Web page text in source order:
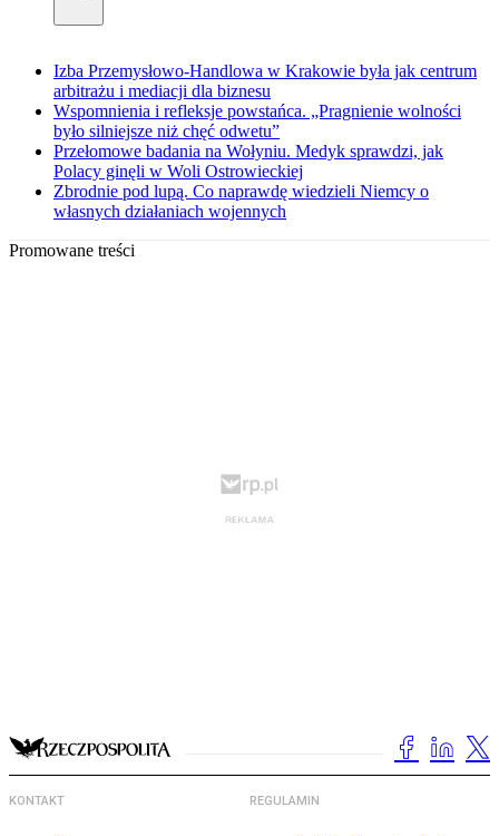
Izba Przemysłowo-Handlowa w Krakowie była jak centrum
arbitrażu i mediacji dla biznesu
Wspomnienia i refleksje powstańca. „Pragnienie wolności
było silniejsze niż chęć odwetu”
Przełomowe badania na Wołyniu. Medyk sprawdzi, jak
Polacy ginęli w Woli Ostrowieckiej
Zbrodnie pod lupą. Co naprawdę wiedzieli Niemcy o
własnych działaniach wojennych
Promowane treści
KONTAKT REGULAMIN